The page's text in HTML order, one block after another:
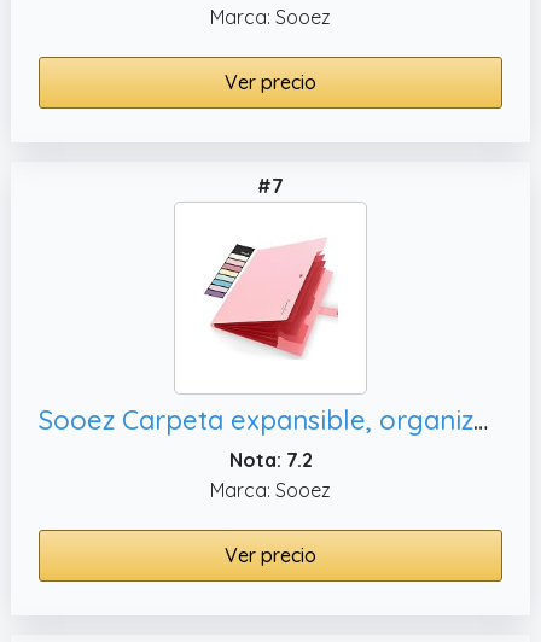
Marca: Sooez
Ver precio
#7
Sooez Carpeta expansible, organizador de papel portátil para suministros de
Nota: 7.2
Marca: Sooez
Ver precio